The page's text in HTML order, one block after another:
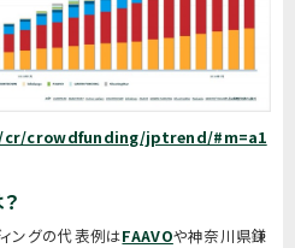
crowdfunding/jptrend/#m=a1
ングの代表例はFAAVOや神奈川県鎌